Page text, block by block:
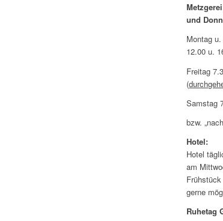
und
Montag
12.00 u.
Freitag
(
Samstag
bzw.
Hotel:
Hotel
am
gerne
Ruhetag